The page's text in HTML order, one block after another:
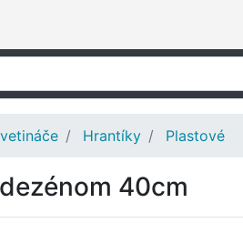
Hrantíky Plastové
40cm